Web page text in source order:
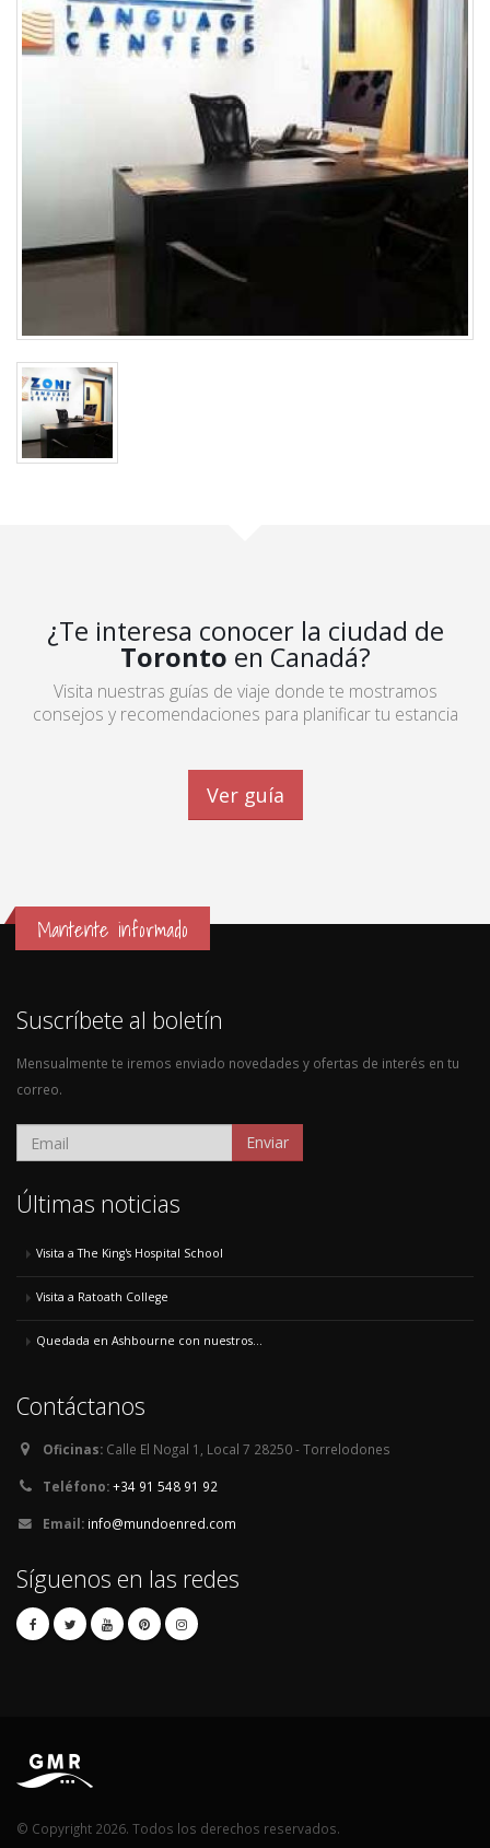
¿Te interesa conocer la ciudad de
Toronto en Canadá?
Visita nuestras guías de viaje donde te mostramos
consejos y recomendaciones para planificar tu estancia
Ver guía
Mantente informado
Suscríbete al boletín
Mensualmente te iremos enviado novedades y ofertas de interés en tu
correo.
Enviar
Últimas noticias
Visita a The King's Hospital School
Visita a Ratoath College
Quedada en Ashbourne con nuestros...
Contáctanos
Oficinas: Calle El Nogal 1, Local 7 28250 - Torrelodones
Teléfono:+34 91 548 91 92
Email: info@mundoenred.com
Síguenos en las redes
© Copyright 2026. Todos los derechos reservados.